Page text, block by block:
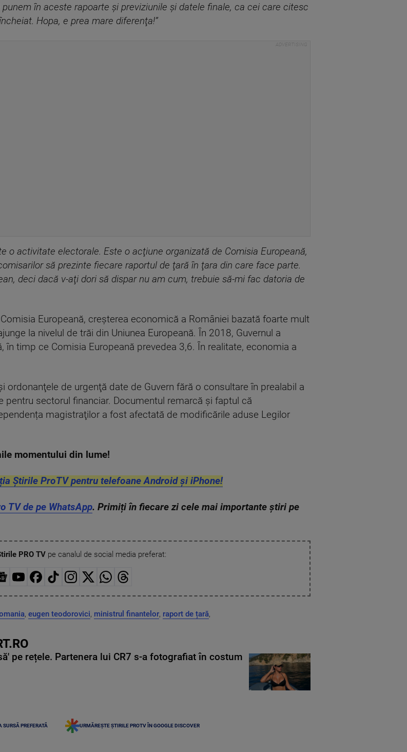
în aceste rapoarte şi previziunile şi datele finale, ca cei care citesc
Hopa, e prea mare diferenţa!”
o activitate electorale. Este o acţiune organizată de Comisia Europeană,
să prezinte fiecare raportul de ţară în ţara din care face parte.
deci dacă v-aţi dori să dispar nu am cum, trebuie să-mi fac datoria de
Europeană, creşterea economică a României bazată foarte mult
la nivelul de trăi din Uniunea Europeană. În 2018, Guvernul a
timp ce Comisia Europeană prevedea 3,6. În realitate, economia a
de urgenţă date de Guvern fără o consultare în prealabil a
pentru sectorul financiar. Documentul remarcă şi faptul că
magistraţilor a fost afectată de modificările aduse Legilor
momentului din lume!
Știrile ProTV pentru telefoane Android și iPhone!
TV de pe WhatsApp. Primiți în fiecare zi cele mai importante știri pe
PRO TVpe canalul de social media preferat:
, eugen teodorovici, ministrul finantelor, raport de țară,
pe rețele. Partenera lui CR7 s-a fotografiat în costum
PREFERATĂ URMĂREȘTE ȘTIRILE PROTV ÎN GOOGLE DISCOVER